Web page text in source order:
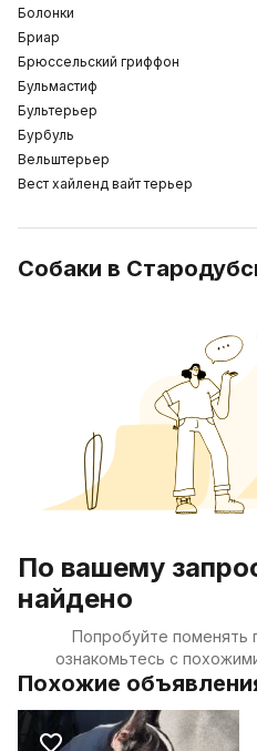
Болонки
Бриар
Брюссельский гриффон
Бульмастиф
Бультерьер
Бурбуль
Вельштерьер
Вест хайленд вайт терьер
Собаки в
По вашему
найдено
Попробуйте поменять
ознакомьтесь с
Похожие